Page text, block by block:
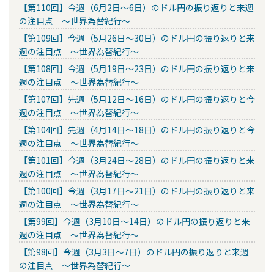
【第110回】今週（6月2日～6日）のドル円の振り返りと来週
の注目点 ～世界為替紀行～
【第109回】今週（5月26日～30日）のドル円の振り返りと来
週の注目点 ～世界為替紀行～
【第108回】今週（5月19日～23日）のドル円の振り返りと来
週の注目点 ～世界為替紀行～
【第107回】先週（5月12日～16日）のドル円の振り返りと今
週の注目点 ～世界為替紀行～
【第104回】先週（4月14日～18日）のドル円の振り返りと今
週の注目点 ～世界為替紀行～
【第101回】今週（3月24日～28日）のドル円の振り返りと来
週の注目点 ～世界為替紀行～
【第100回】今週（3月17日～21日）のドル円の振り返りと来
週の注目点 ～世界為替紀行～
【第99回】今週（3月10日～14日）のドル円の振り返りと来
週の注目点 ～世界為替紀行～
【第98回】今週（3月3日～7日）のドル円の振り返りと来週
の注目点 ～世界為替紀行～